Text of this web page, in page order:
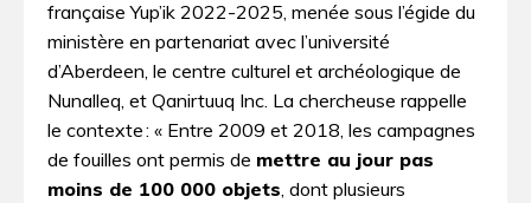
française Yup­’ik 2022­-­2025, menée sous l’égide du
ministère en partenariat avec l’université
d’Aberdeen, le centre culturel et archéologique de
Nunalleq, et Qanirtuuq Inc. La chercheuse rappelle
le contexte : « Entre 2009 et 2018, les campagnes
de fouilles ont permis de mettre au jour pas
moins de 100 000 objets, dont plusieurs